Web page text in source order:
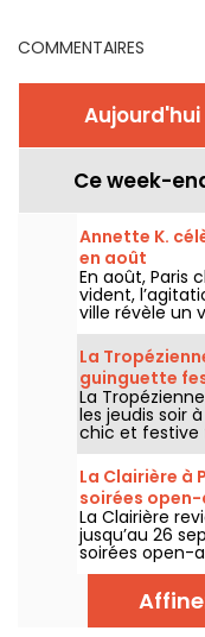
COMMENTAIRES
Aujourd'hui
Ce week-
Annette K.
en août
En août, Paris
vident,
ville révèle un
Annette K.,
unique pour
les pieds
à la rentrée.
La
guinguette
La
les jeudis soir
chic et festive
La Clairière à
soirées open-
La Clairière
jusqu’au 26
soirées open-
trucks, zone
au Domaine
air parisien
et samedis